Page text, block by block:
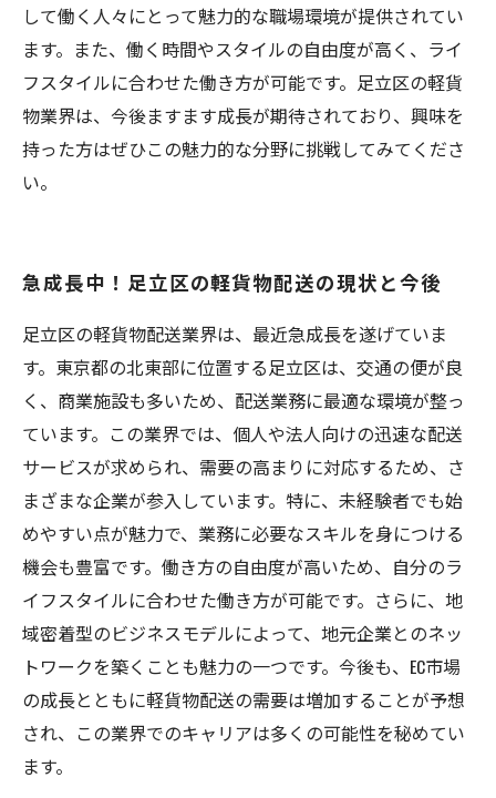
して働く人々にとって魅力的な職場環境が提供されてい
ます。また、働く時間やスタイルの自由度が高く、ライ
フスタイルに合わせた働き方が可能です。足立区の軽貨
物業界は、今後ますます成長が期待されており、興味を
持った方はぜひこの魅力的な分野に挑戦してみてくださ
い。
急成長中！足立区の軽貨物配送の現状と今後
足立区の軽貨物配送業界は、最近急成長を遂げていま
す。東京都の北東部に位置する足立区は、交通の便が良
く、商業施設も多いため、配送業務に最適な環境が整っ
ています。この業界では、個人や法人向けの迅速な配送
サービスが求められ、需要の高まりに対応するため、さ
まざまな企業が参入しています。特に、未経験者でも始
めやすい点が魅力で、業務に必要なスキルを身につける
機会も豊富です。働き方の自由度が高いため、自分のラ
イフスタイルに合わせた働き方が可能です。さらに、地
域密着型のビジネスモデルによって、地元企業とのネッ
トワークを築くことも魅力の一つです。今後も、EC市場
の成長とともに軽貨物配送の需要は増加することが予想
され、この業界でのキャリアは多くの可能性を秘めてい
ます。